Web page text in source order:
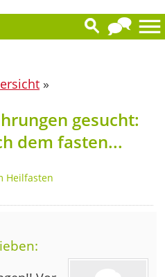
»
gesucht:
dem fasten...
Heilfasten